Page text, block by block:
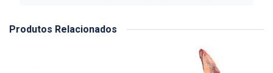
Produtos Relacionados